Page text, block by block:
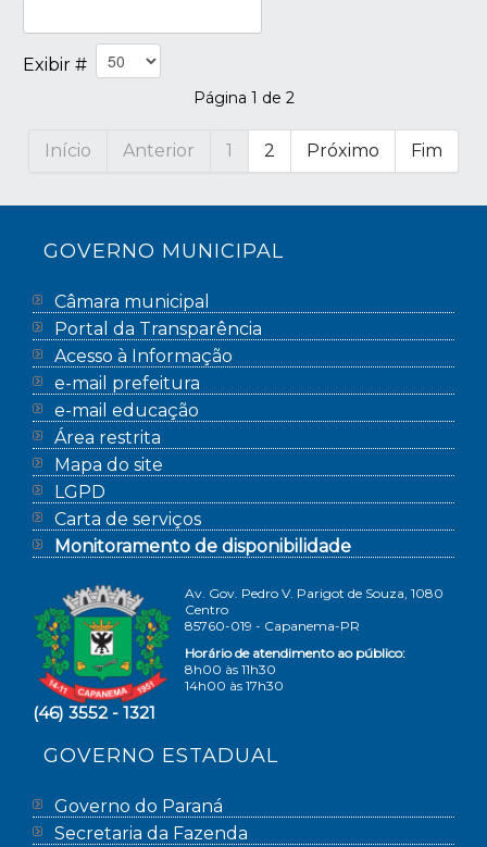
Exibir #
Página 1 de 2
Início Anterior 1 2 Próximo Fim
GOVERNO MUNICIPAL
Câmara municipal
Portal da Transparência
Acesso à Informação
e-mail prefeitura
e-mail educação
Área restrita
Mapa do site
LGPD
Carta de serviços
Monitoramento de disponibilidade
Av. Gov. Pedro V. Parigot de Souza, 1080
Centro
85760-019 - Capanema-PR
Horário de atendimento ao público:
8h00 às 11h30
14h00 às 17h30
(46) 3552 - 1321
GOVERNO ESTADUAL
Governo do Paraná
Secretaria da Fazenda